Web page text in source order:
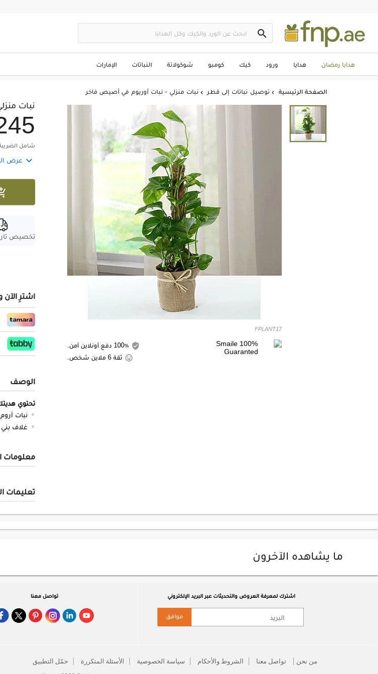

هدايا رمضان هدايا ورود كيك كومبو شوكولاتة النباتات الإمارات
الصفحة الرئيسية  توصيل نباتات إلى قطر  نبات منزلي - نبات أوريوم في أصيص فاخر
FPLANT17
ثقة 6 ملاين شخص.
نبات
45
شامل
 عرض
تخصيص
اشترِ الآن
الوصف
تحتوي
نبات آروم
غلاف بني
معلومات
تعليمات
ما يشاهده الآخرون
اشترك لمعرفة العروض والتحديثات عبر البريد الإلكتروني
موافق
تواصل معنا
من نحن تواصل معنا الشروط والأحكام سياسة الخصوصية الأسئلة المتكررة حمّل التطبيق